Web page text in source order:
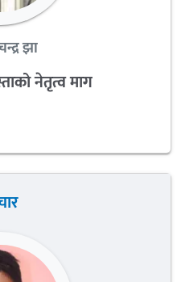
झा
नेतृत्व माग